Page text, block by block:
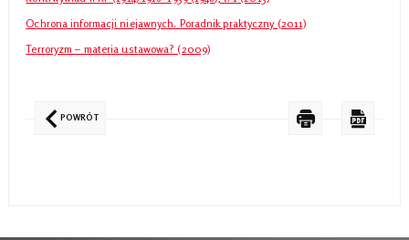
Ochrona informacji niejawnych. Poradnik praktyczny (2011)
Terroryzm – materia ustawowa? (2009)
POWRÓT